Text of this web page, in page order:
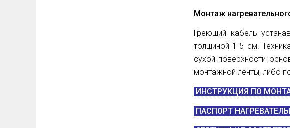
Монтаж
Греющий кабель
толщиной 1-5 см.
сухой поверхности
монтажной ленты, либо
ИНСТРУКЦИЯ ПО
ПАСПОРТ